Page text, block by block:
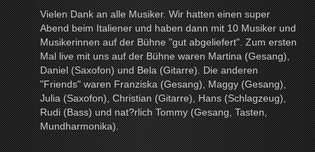
Vielen Dank an alle Musiker. Wir hatten einen super
Abend beim Italiener und haben dann mit 10 Musiker und
Musikerinnen auf der Bühne "gut abgeliefert". Zum ersten
Mal live mit uns auf der Bühne waren Martina (Gesang),
Daniel (Saxofon) und Bela (Gitarre). Die anderen
"Friends" waren Franziska (Gesang), Maggy (Gesang),
Julia (Saxofon), Christian (Gitarre), Hans (Schlagzeug),
Rudi (Bass) und nat?rlich Tommy (Gesang, Tasten,
Mundharmonika).